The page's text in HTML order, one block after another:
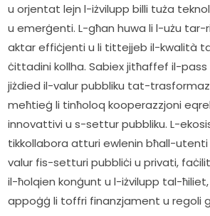
u orjentat lejn l-iżvilupp billi tuża
u emerġenti. L-għan huwa li l-użu
aktar effiċjenti u li tittejjeb il-kwalità
ċittadini kollha. Sabiex jitħaffef il-
jiżdied il-valur pubbliku tat-
meħtieġ li tinħoloq kooperazzjoni
innovattivi u s-settur pubbliku. L-
tikkollabora atturi ewlenin bħall-
valur fis-setturi pubbliċi u privati,
il-ħolqien konġunt u l-iżvilupp tal-
appoġġ li toffri finanzjament u regoli